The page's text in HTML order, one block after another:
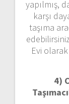
yapılmış,
karşı
taşıma
Evi
4)